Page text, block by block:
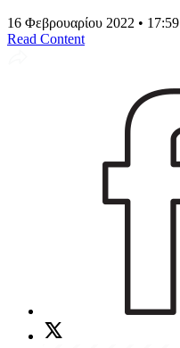
16 Φεβρουαρίου 2022 • 17:59
Read Content